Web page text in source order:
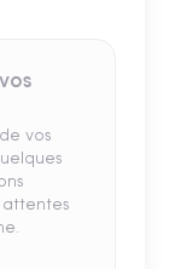
vos